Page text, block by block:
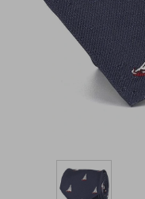
Overcoats